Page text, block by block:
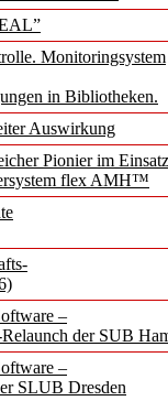
Monitoringsystem
in Bibliotheken.
Auswirkung
Pionier im
flex AMH™
–
der SUB
–
SLUB Dresden
der
für